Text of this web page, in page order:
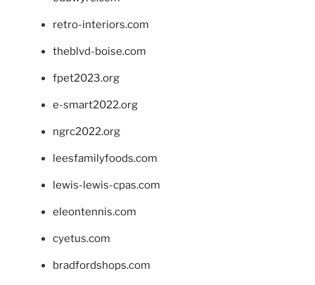
retro-interiors.com
theblvd-boise.com
fpet2023.org
e-smart2022.org
ngrc2022.org
leesfamilyfoods.com
lewis-lewis-cpas.com
eleontennis.com
cyetus.com
bradfordshops.com